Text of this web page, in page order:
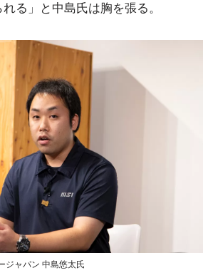
る」と中島氏は胸を張る。
ジャパン 中島悠太氏